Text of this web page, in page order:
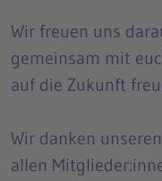
Wir freuen uns
gemeinsam mit
auf die Zukunft
Wir danken
allen